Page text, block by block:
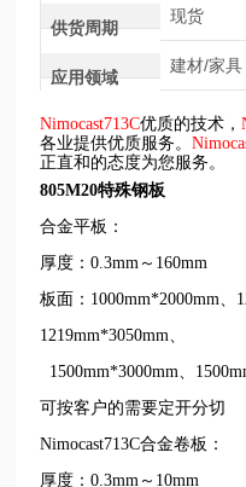
供货周期
现货
应用领域
建材/家具
Nimocast713C优质的技术，
各业提供优质服务。
正直和的态度为您服务。
805M20特殊钢板
合金平板：
厚度：0.3mm～160mm
板面：1000mm*2000mm、
1219mm*3050mm、
1500mm*3000mm、
可按客户的需要定开分切
Nimocast713C合金卷板：
厚度：0.3mm～10mm